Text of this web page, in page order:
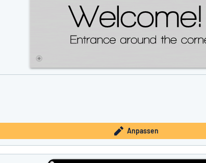
Anpassen